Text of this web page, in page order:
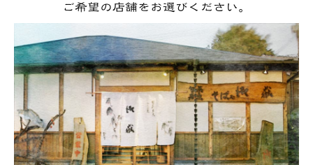
ご希望の店舗をお選びください。